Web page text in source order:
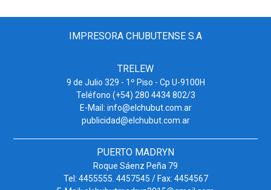
IMPRESORA CHUBUTENSE S.A
TRELEW
9 de Julio 329 - 1º Piso - Cp U-9100H
Teléfono (+54) 280 4434 802/3
E-Mail: info@elchubut.com.ar
publicidad@elchubut.com.ar
PUERTO MADRYN
Roque Sáenz Peña 79
Tel: 4455555. 4457545 / Fax: 4454567